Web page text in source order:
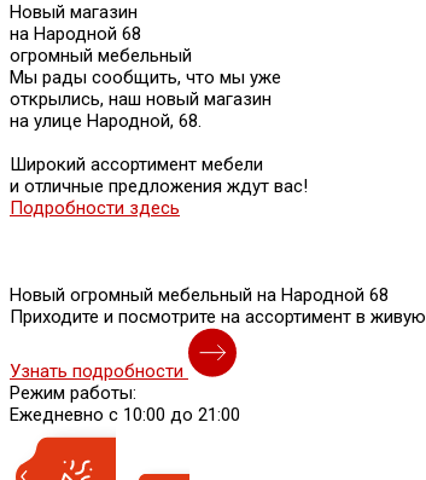
Новый магазин
на Народной 68
огромный мебельный
Мы рады сообщить, что мы уже
открылись, наш новый магазин
на улице Народной, 68.
Широкий ассортимент мебели
и отличные предложения ждут вас!
Подробности здесь
Новый огромный мебельный на Народной 68
Приходите и посмотрите на ассортимент в живую
Узнать подробности
Режим работы:
Ежедневно с 10:00 до 21:00